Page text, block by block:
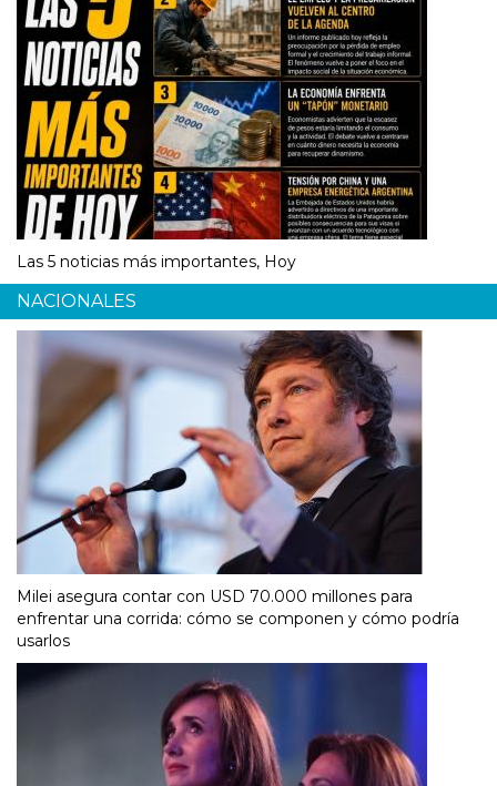
Las 5 noticias más importantes, Hoy
NACIONALES
Milei asegura contar con USD 70.000 millones para
enfrentar una corrida: cómo se componen y cómo podría
usarlos